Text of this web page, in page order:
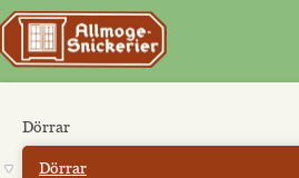
Dörrar
Dörrar